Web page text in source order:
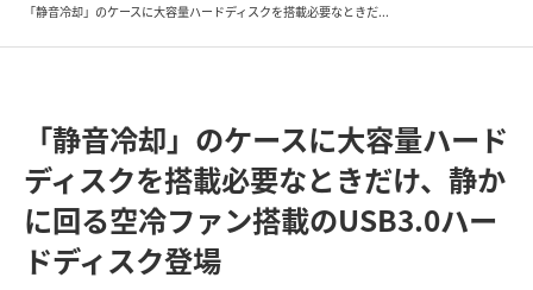
「静音冷却」のケースに大容量ハードディスクを搭載必要なときだ...
「静音冷却」のケースに大容量ハード
ディスクを搭載必要なときだけ、静か
に回る空冷ファン搭載のUSB3.0ハー
ドディスク登場